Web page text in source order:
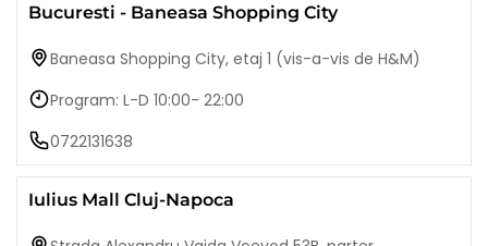
Bucuresti - Baneasa Shopping City
Baneasa Shopping City, etaj 1 (vis-a-vis de H&M)
Program: L-D 10:00- 22:00
0722131638
Iulius Mall Cluj-Napoca